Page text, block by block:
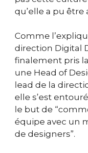
qu’elle a pu être
Comme
direction Digital
finalement pris
une Head of
lead de la
elle s’est
le but de
équipe avec un
de designers”.